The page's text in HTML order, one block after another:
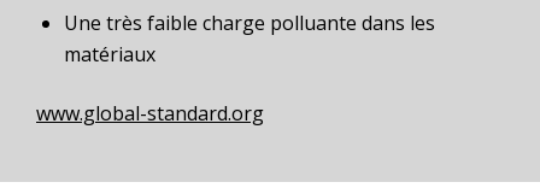
Une très faible charge polluante dans les
matériaux
www.global-standard.org